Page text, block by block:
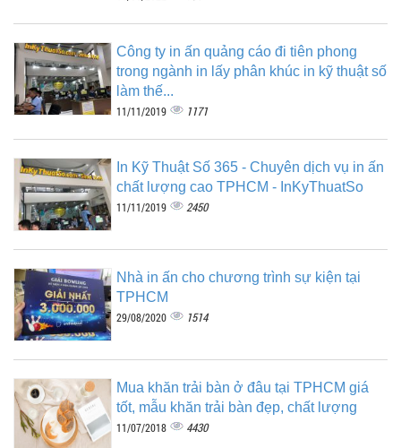
Công ty in ấn quảng cáo đi tiên phong
trong ngành in lấy phân khúc in kỹ thuật số
làm thế...
11/11/2019 1171
In Kỹ Thuật Số 365 - Chuyên dịch vụ in ấn
chất lượng cao TPHCM - InKyThuatSo
11/11/2019 2450
Nhà in ấn cho chương trình sự kiện tại
TPHCM
29/08/2020 1514
Mua khăn trải bàn ở đâu tại TPHCM giá
tốt, mẫu khăn trải bàn đẹp, chất lượng
11/07/2018 4430